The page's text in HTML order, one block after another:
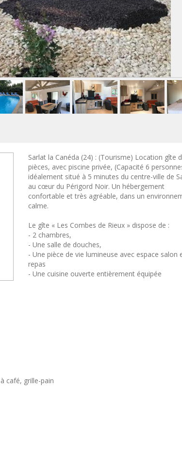
Sarlat la Canéda (24) : (Tourisme) Location gîte
pièces, avec piscine privée, (Capacité 6
idéalement situé à 5 minutes du centre-ville de
au cœur du Périgord Noir. Un hébergement
confortable et très agréable, dans un
calme.
Le gîte « Les Combes de Rieux » dispose de :
- 2 chambres,
- Une salle de douches,
- Une pièce de vie lumineuse avec espace salon
repas
- Une cuisine ouverte entièrement équipée
café, grille-pain